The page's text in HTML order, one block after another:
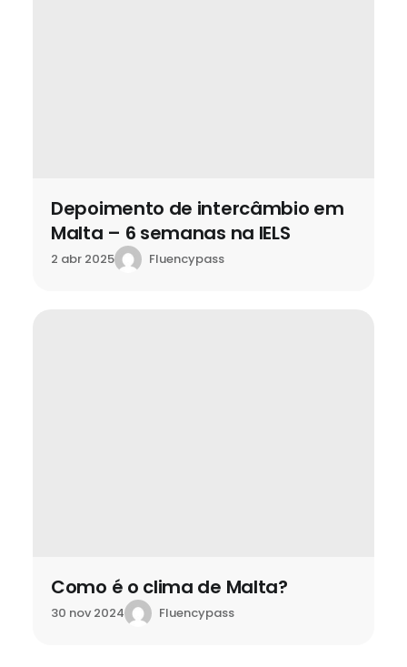
Depoimento de intercâmbio em
Malta – 6 semanas na IELS
2 abr 2025 Fluencypass
Como é o clima de Malta?
30 nov 2024 Fluencypass